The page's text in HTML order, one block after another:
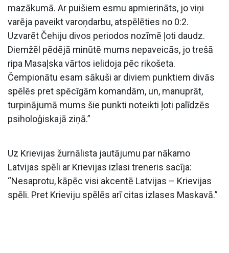
mazākumā. Ar puišiem esmu apmierināts, jo viņi
varēja paveikt varoņdarbu, atspēlēties no 0:2.
Uzvarēt Čehiju divos periodos nozīmē ļoti daudz.
Diemžēl pēdējā minūtē mums nepaveicās, jo trešā
ripa Masaļska vārtos ielidoja pēc rikošeta.
Čempionātu esam sākuši ar diviem punktiem divās
spēlēs pret spēcīgām komandām, un, manuprāt,
turpinājumā mums šie punkti noteikti ļoti palīdzēs
psiholoģiskajā ziņā.”
Uz Krievijas žurnālista jautājumu par nākamo
Latvijas spēli ar Krievijas izlasi treneris sacīja:
“Nesaprotu, kāpēc visi akcentē Latvijas – Krievijas
spēli. Pret Krieviju spēlēs arī citas izlases Maskavā.”